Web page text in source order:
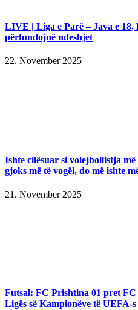
LIVE | Liga e Parë – Java e 18,
përfundojnë ndeshjet
22. November 2025
Ishte cilësuar si volejbollistja
gjoks më të vogël, do më ishte
21. November 2025
Futsal: FC Prishtina 01 pret FC
Ligës së Kampionëve të UEFA-s